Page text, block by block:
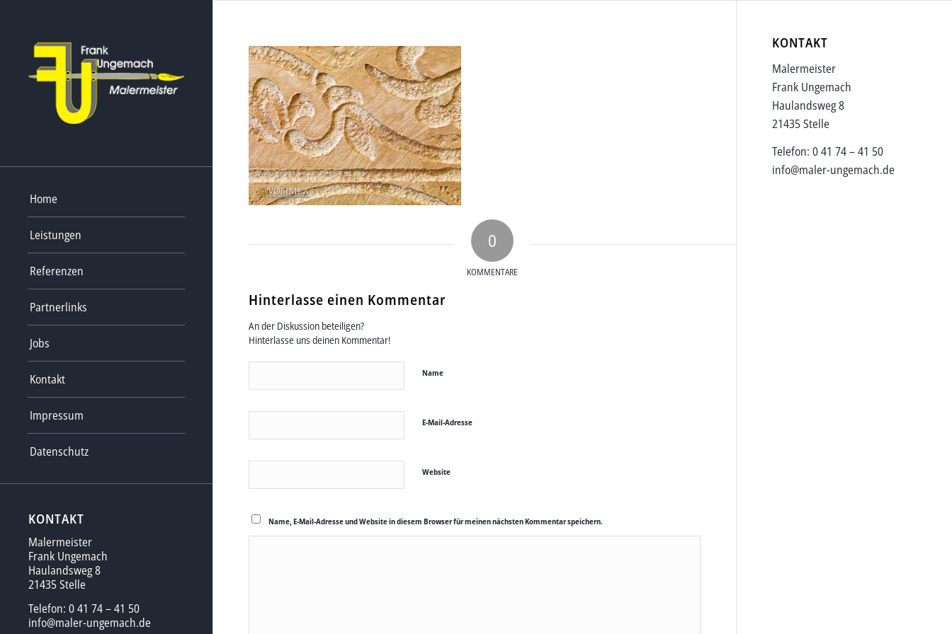
Home
Leistungen
Referenzen
Partnerlinks
Jobs
Kontakt
Impressum
Datenschutz
KONTAKT
Malermeister
Frank Ungemach
Haulandsweg 8
21435 Stelle
Telefon: 0 41 74 – 41 50
info@maler-ungemach.de
0
KOMMENTARE
Hinterlasse einen Kommentar
An der Diskussion beteiligen?
Hinterlasse uns deinen Kommentar!
Name
E-Mail-Adresse
Website
Name, E-Mail-Adresse und Website in diesem Browser für meinen nächsten Kommentar speichern.
KONTAKT
Malermeister
Frank Ungemach
Haulandsweg 8
21435 Stelle
Telefon: 0 41 74 – 41 50
info@maler-ungemach.de